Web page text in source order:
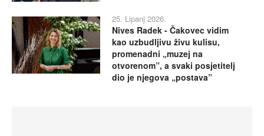
25. Lipanj 2026.
Nives Radek - Čakovec vidim
kao uzbudljivu živu kulisu,
promenadni „muzej na
otvorenom”, a svaki posjetitelj
dio je njegova „postava”